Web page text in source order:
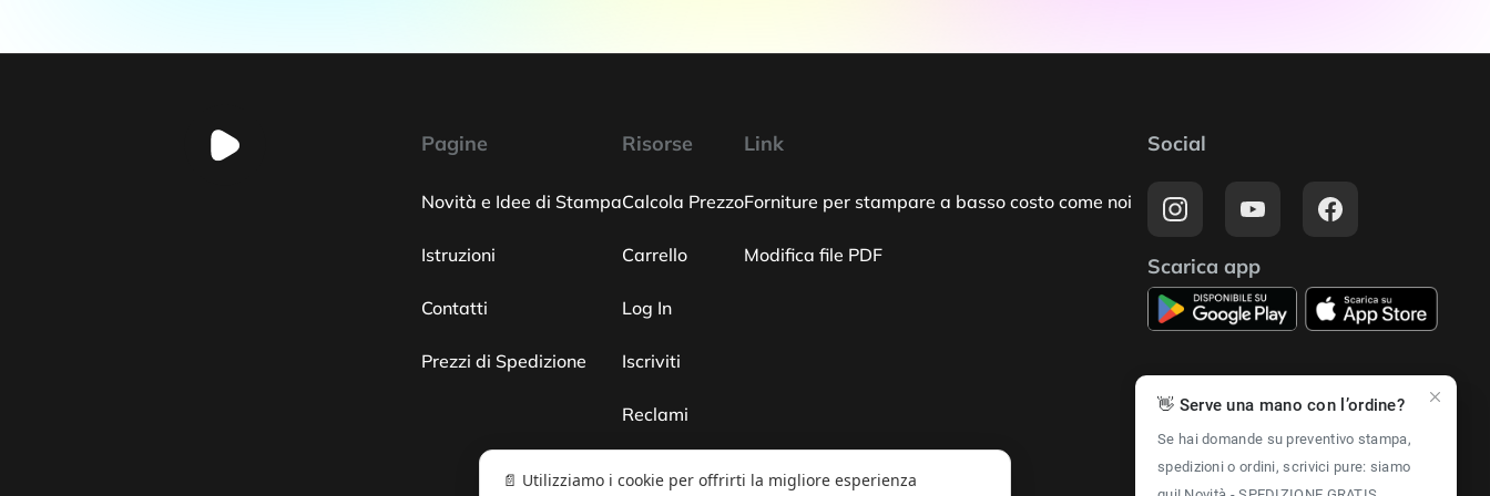
Pagine
Novità e Idee di Stampa
Istruzioni
Contatti
Prezzi di Spedizione
Risorse
Calcola Prezzo
Carrello
Log In
Iscriviti
Reclami
Link
Forniture per stampare a basso costo come noi
Modifica file PDF
Social
Scarica app
Accettiamo i
seguenti pagamenti
📄 Utilizziamo i cookie per offrirti la migliore esperienza
👋 Serve una mano con l’ordine?
Se hai domande su preventivo stampa,
spedizioni o ordini, scrivici pure: siamo